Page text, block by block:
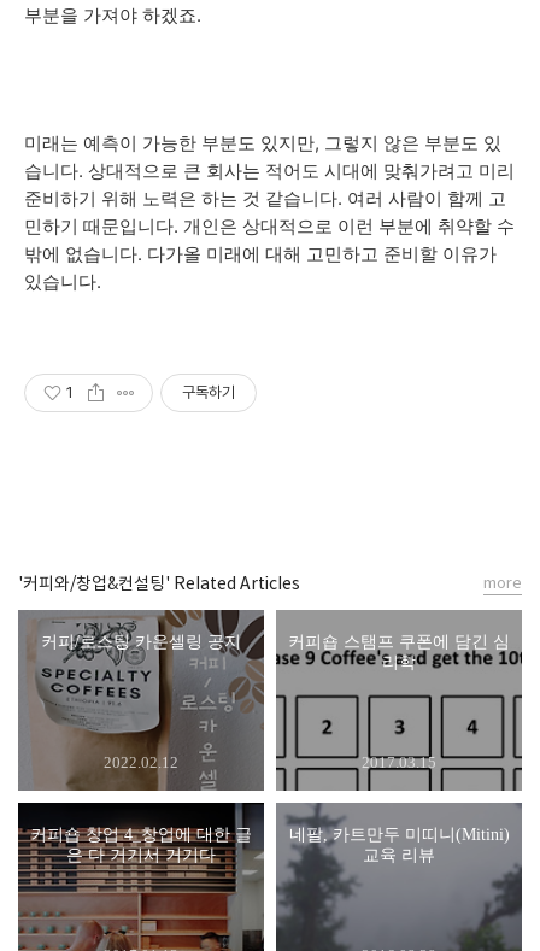
부분을 가져야 하겠죠.
미래는 예측이 가능한 부분도 있지만, 그렇지 않은 부분도 있
습니다. 상대적으로 큰 회사는 적어도 시대에 맞춰가려고 미리
준비하기 위해 노력은 하는 것 같습니다. 여러 사람이 함께 고
민하기 때문입니다. 개인은 상대적으로 이런 부분에 취약할 수
밖에 없습니다. 다가올 미래에 대해 고민하고 준비할 이유가
있습니다.
1 구독하기
'커피와/창업&컨설팅' Related Articles
커피/로스팅 카운셀링 공지
2022.02.12
커피숍 스탬프 쿠폰에 담긴 심
리학
2017.03.15
커피숍 창업 4_창업에 대한 글
은 다 거기서 거기다
네팔, 카트만두 미띠니(Mitini)
교육 리뷰
more